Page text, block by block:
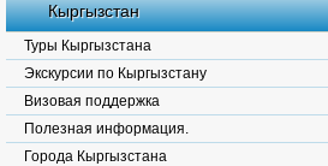
Кыргызстан
Туры Кыргызстана
Экскурсии по Кыргызстану
Визовая поддержка
Полезная информация.
Города Кыргызстана